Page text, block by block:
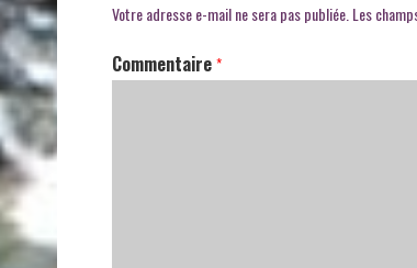
Votre adresse e-mail ne sera pas publiée. Les
Commentaire *